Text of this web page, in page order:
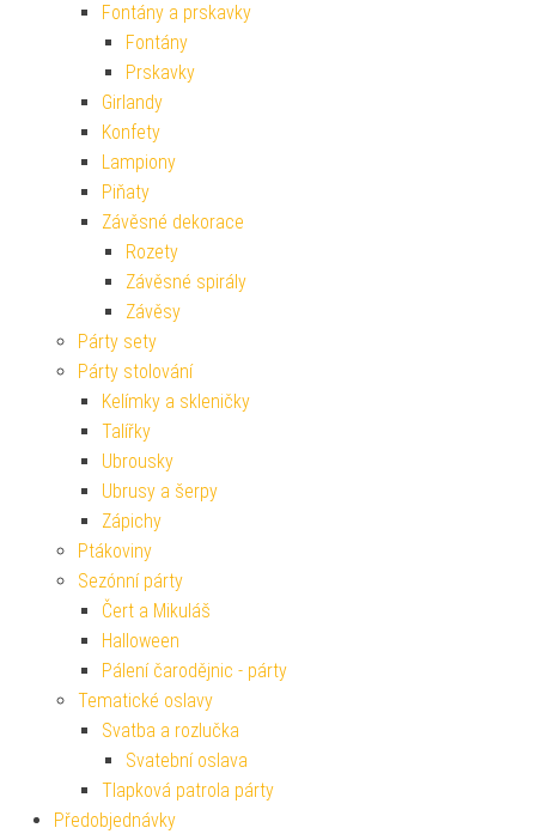
Fontány a prskavky
Fontány
Prskavky
Girlandy
Konfety
Lampiony
Piňaty
Závěsné dekorace
Rozety
Závěsné spirály
Závěsy
Párty sety
Párty stolování
Kelímky a skleničky
Talířky
Ubrousky
Ubrusy a šerpy
Zápichy
Ptákoviny
Sezónní párty
Čert a Mikuláš
Halloween
Pálení čarodějnic - párty
Tematické oslavy
Svatba a rozlučka
Svatební oslava
Tlapková patrola párty
Předobjednávky